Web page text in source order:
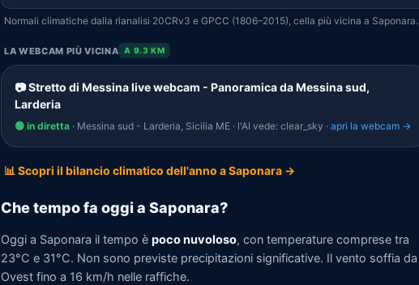
Normali climatiche dalla rianalisi 20CRv3 e GPCC (1806–2015), cella più vicina a Saponara.
LA WEBCAM PIÙ VICINA A 9.3 KM
📷 Stretto di Messina live webcam - Panoramica da Messina sud,
Larderia
🟢 in diretta · Messina sud - Larderia, Sicilia ME · l'AI vede: clear_sky · apri la webcam →
📊 Scopri il bilancio climatico dell'anno a Saponara →
Che tempo fa oggi a Saponara?
Oggi a Saponara il tempo è poco nuvoloso, con temperature comprese tra
23°C e 31°C. Non sono previste precipitazioni significative. Il vento soffia da
Ovest fino a 16 km/h nelle raffiche.